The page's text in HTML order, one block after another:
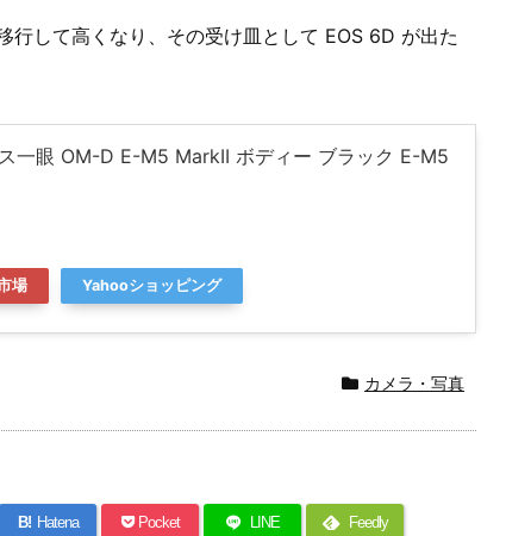
して高くなり、その受け皿として EOS 6D が出た
一眼 OM-D E-M5 MarkII ボディー ブラック E-M5
場 Yahooショッピング
カメラ・写真
B! Hatena Pocket LINE Feedly